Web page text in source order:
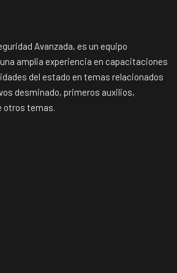
Avanzada, es un equipo
amplia experiencia en capacitaciones
del estado en temas relacionados
desminado, primeros auxilios,
otros temas.